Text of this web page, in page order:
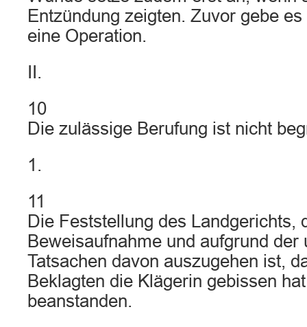
Entzündung zeigten. Zuvor gebe
eine Operation.
II.
10
Die zulässige Berufung ist nicht
1.
11
Die Feststellung des Landgerichts,
Beweisaufnahme und aufgrund der
Tatsachen davon auszugehen ist,
Beklagten die Klägerin gebissen
beanstanden.